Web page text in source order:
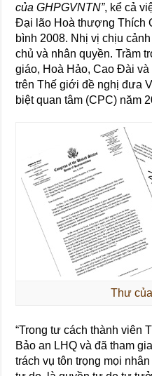
của GHPGVNTN”, kể cả
Đại lão Hoà thượng Thích
bình 2008. Nhị vị chịu
chủ và nhân quyền. Trầm
giáo, Hoà Hảo, Cao Đài
trên Thế giới đề nghị đưa
biệt quan tâm (CPC) năm
Thư
“Trong tư cách thành viên
Bảo an LHQ và đã tham
trách vụ tôn trọng mọi